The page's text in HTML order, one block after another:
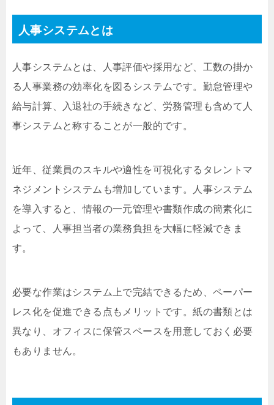
人事システムとは
人事システムとは、人事評価や採用など、工数の掛か
る人事業務の効率化を図るシステムです。勤怠管理や
給与計算、入退社の手続きなど、労務管理も含めて人
事システムと称することが一般的です。
近年、従業員のスキルや適性を可視化するタレントマ
ネジメントシステムも増加しています。人事システム
を導入すると、情報の一元管理や書類作成の簡素化に
よって、人事担当者の業務負担を大幅に軽減できま
す。
必要な作業はシステム上で完結できるため、ペーパー
レス化を促進できる点もメリットです。紙の書類とは
異なり、オフィスに保管スペースを用意しておく必要
もありません。